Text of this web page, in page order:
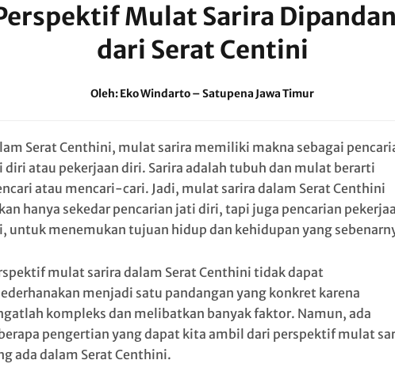
Mulat Sarira
dari Serat Centini
Oleh: Eko Windarto – Satupena Jawa Timur
Serat Centhini, mulat sarira memiliki makna sebagai
diri atau pekerjaan diri. Sarira adalah tubuh dan mulat berarti
atau mencari-cari. Jadi, mulat sarira dalam Serat Centhini
hanya sekedar pencarian jati diri, tapi juga pencarian
untuk menemukan tujuan hidup dan kehidupan yang
mulat sarira dalam Serat Centhini tidak dapat
menjadi satu pandangan yang konkret karena
kompleks dan melibatkan banyak faktor. Namun, ada
pengertian yang dapat kita ambil dari perspektif mulat
ada dalam Serat Centhini.